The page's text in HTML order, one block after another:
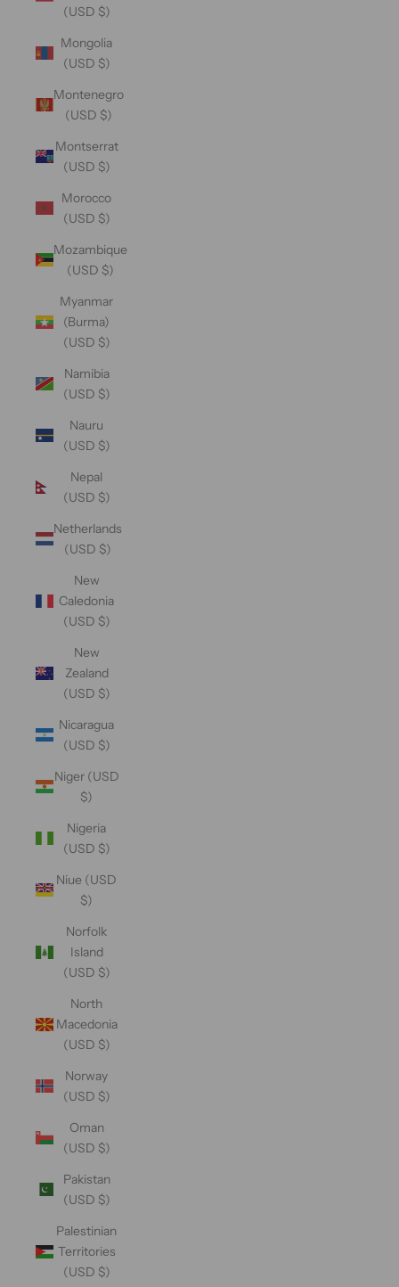
(USD $)
Mongolia
(USD $)
Montenegro
(USD $)
Montserrat
(USD $)
Morocco
(USD $)
Mozambique
(USD $)
Myanmar
(Burma)
(USD $)
Namibia
(USD $)
Nauru
(USD $)
Nepal
(USD $)
Netherlands
(USD $)
New
Caledonia
(USD $)
New
Zealand
(USD $)
Nicaragua
(USD $)
Niger (USD
$)
Nigeria
(USD $)
Niue (USD
$)
Norfolk
Island
(USD $)
North
Macedonia
(USD $)
Norway
(USD $)
Oman
(USD $)
Pakistan
(USD $)
Palestinian
Territories
(USD $)